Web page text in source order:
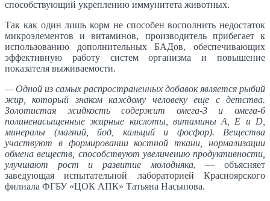
способствующий укреплению иммунитета животных.
Так как один лишь корм не способен восполнить недостаток
микроэлементов и витаминов, производитель прибегает к
использованию дополнительных БАДов, обеспечивающих
эффективную работу систем организма и повышение
показателя выживаемости.
— Одной из самых распространенных добавок является рыбий
жир, который знаком каждому человеку еще с детства.
Золотистая жидкость содержит омега-3 и омега-6
полиненасыщенные жирные кислоты, витамины А, Е и D,
минералы (магний, йод, кальций и фосфор). Вещества
участвуют в формировании костной ткани, нормализации
обмена веществ, способствуют увеличению продуктивности,
улучшают рост и развитие молодняка, — объясняет
заведующая испытательной лабораторией Красноярского
филиала ФГБУ «ЦОК АПК» Татьяна Насыпова.